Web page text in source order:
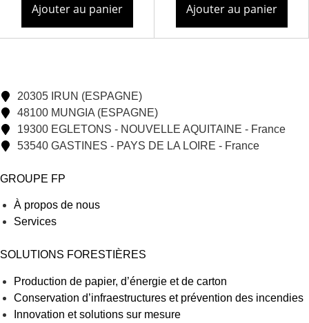
Ajouter au panier Ajouter au panier
20305 IRUN (ESPAGNE)
48100 MUNGIA (ESPAGNE)
19300 EGLETONS - NOUVELLE AQUITAINE - France
53540 GASTINES - PAYS DE LA LOIRE - France
GROUPE FP
À propos de nous
Services
SOLUTIONS FORESTIÈRES
Production de papier, d’énergie et de carton
Conservation d’infraestructures et prévention des incendies
Innovation et solutions sur mesure